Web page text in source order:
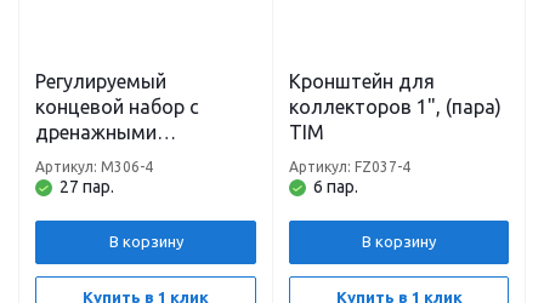
Регулируемый
концевой набор с
дренажными
вентилями,
автоматическими
пара 1" TIM
27 пар.
Артикул: M306-4
В корзину
Купить в 1 клик
Кронштейн для
коллекторов 1", (пара)
TIM
6 пар.
Артикул: FZ037-4
В корзину
Купить в 1 клик